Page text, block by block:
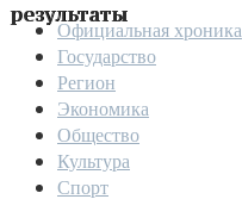
результаты
Официальная хроника
Государство
Регион
Экономика
Общество
Культура
Спорт